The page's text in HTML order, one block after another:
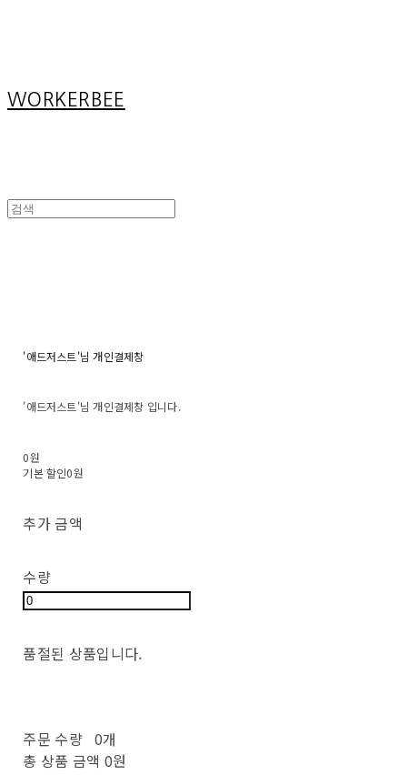
WORKERBEE
'애드저스트'님 개인결제창
'애드저스트'님 개인결제창 입니다.
0원
기본 할인0원
추가 금액
수량
품절된 상품입니다.
주문 수량 0개
총 상품 금액 0원